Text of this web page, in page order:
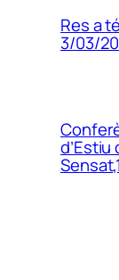
Res a
3/03/
d’Estiu